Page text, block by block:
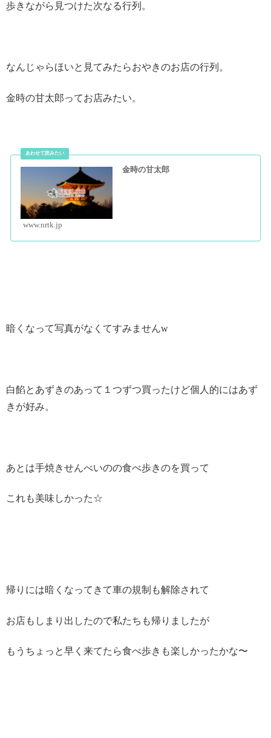
歩きながら見つけた次なる行列。
なんじゃらほいと見てみたらおやきのお店の行列。
金時の甘太郎ってお店みたい。
金時の甘太郎
www.nrtk.jp
暗くなって写真がなくてすみませんw
白餡とあずきのあって１つずつ買ったけど個人的にはあず
きが好み。
あとは手焼きせんべいのの食べ歩きのを買って
これも美味しかった☆
帰りには暗くなってきて車の規制も解除されて
お店もしまり出したので私たちも帰りましたが
もうちょっと早く来てたら食べ歩きも楽しかったかな〜